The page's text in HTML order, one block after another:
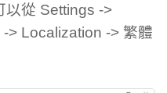
以從 Settings ->
Localization -> 繁體